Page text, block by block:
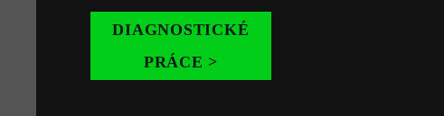
DIAGNOSTICKÉ
PRÁCE >